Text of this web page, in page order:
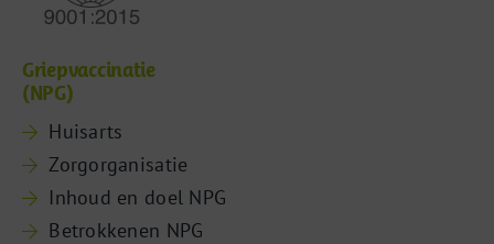
Griepvaccinatie
(NPG)
Huisarts
Zorgorganisatie
Inhoud en doel NPG
Betrokkenen NPG